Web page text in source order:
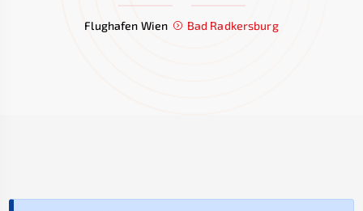
Flughafen Wien Bad Radkersburg